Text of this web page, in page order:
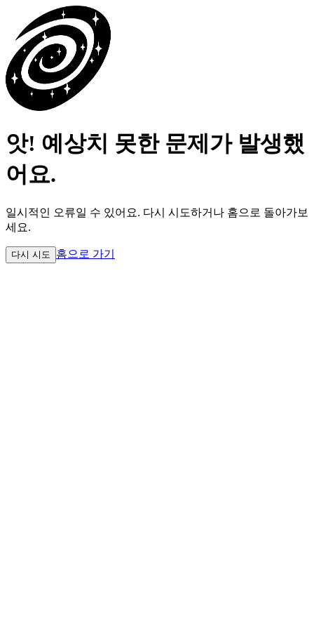
앗! 예상치 못한 문제가 발생했
어요.
일시적인 오류일 수 있어요. 다시 시도하거나 홈으로 돌아가보
세요.
다시 시도 홈으로 가기